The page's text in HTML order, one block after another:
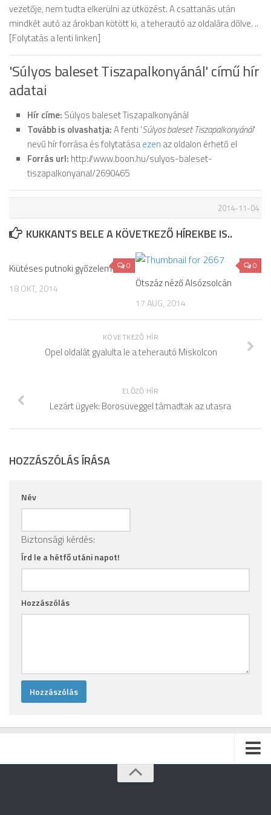
vezetője, nem tudta elkerülni az ütközést. A csattanás után
mindkét autó az árokban kötött ki, a teherautó az oldalára dőlve. ..
[Folytatás a lenti linken]
'Súlyos baleset Tiszapalkonyánál' című hír
adatai
Hír címe: Súlyos baleset Tiszapalkonyánál
Tovább is olvashatja:A fenti 'Súlyos baleset Tiszapalkonyánál'
nevű hír forrása és folytatásaezen az oldalon érhető el
Forrás url: http://www.boon.hu/sulyos-baleset-
tiszapalkonyanal/2690465
2014-11-04
KUKKANTS BELE A KÖVETKEZŐ HÍREKBE IS..
0
Kiütéses putnoki győzelem
18 OKT, 2014
0
Ötszáz néző Alsózsolcán
17 AUG, 2014
KÖVETKEZŐ HÍR
Opel oldalát gyalulta le a teherautó Miskolcon
ELŐZŐ HÍR
Lezárt ügyek: Borosüveggel támadtak az utasra
HOZZÁSZÓLÁS ÍRÁSA
Név
Biztonsági kérdés:
Írd le a hétfő utáni napot!
Hozzászólás